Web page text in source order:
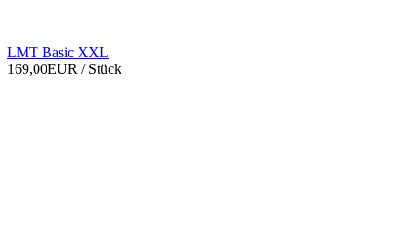
LMT Basic XXL
169,00EUR / Stück